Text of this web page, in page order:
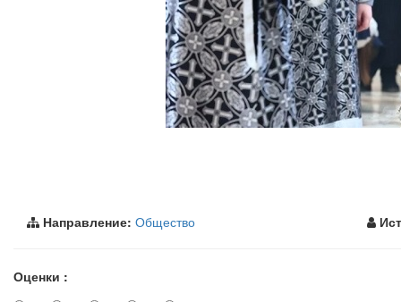
Направление: Общество
Оценки :